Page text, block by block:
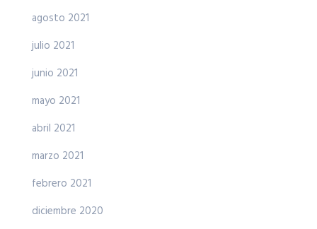
agosto 2021
julio 2021
junio 2021
mayo 2021
abril 2021
marzo 2021
febrero 2021
diciembre 2020